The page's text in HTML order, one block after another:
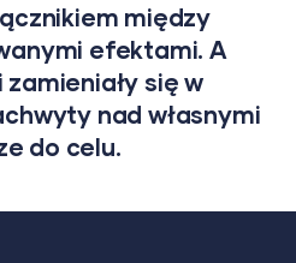
między
efektami. A
się w
nad własnymi
do celu.